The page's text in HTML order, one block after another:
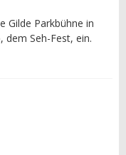
Gilde Parkbühne in
dem Seh-Fest, ein.